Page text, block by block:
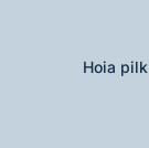
Hoia